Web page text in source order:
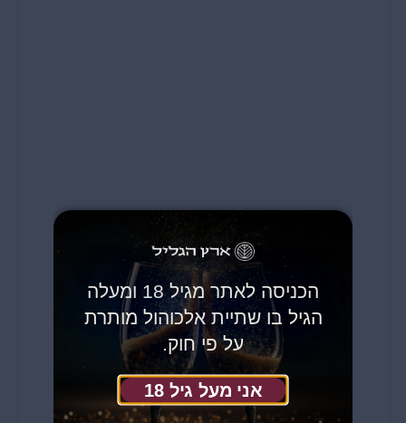
הכניסה לאתר מגיל 18 ומעלה
הגיל בו שתיית אלכוהול מותרת
על פי חוק.
אני מעל גיל 18